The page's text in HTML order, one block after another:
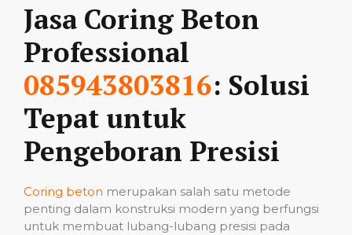
Jasa Coring Beton
Professional
085943803816: Solusi
Tepat untuk
Pengeboran Presisi
Coring beton merupakan salah satu metode
penting dalam konstruksi modern yang berfungsi
untuk membuat lubang-lubang presisi pada